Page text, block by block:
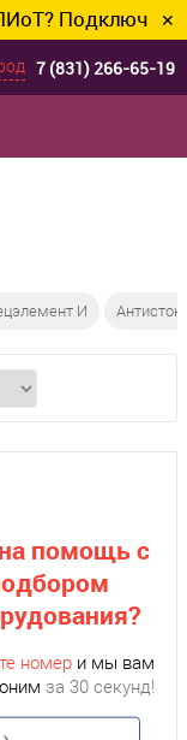
Подключим и✕
7 (831) 266-65-19
И
помощь с
номер и мы вам
за 30 секунд!